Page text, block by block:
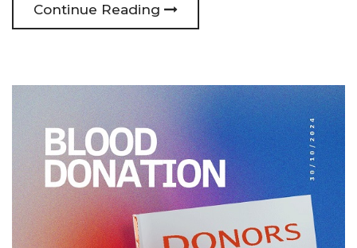
Continue Reading